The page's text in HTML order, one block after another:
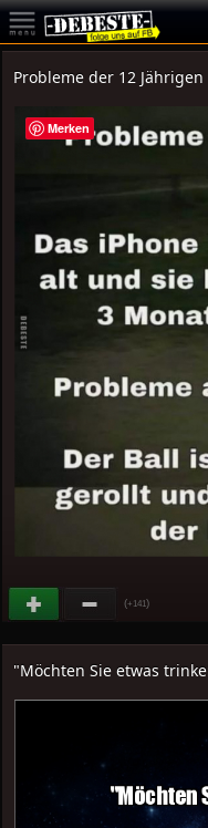
Probleme der 12
(+141)
"Möchten Sie etwas
Merken